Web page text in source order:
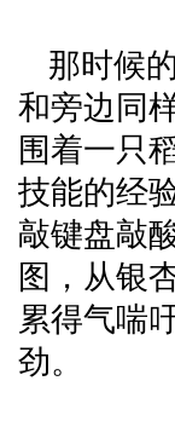
那时候
和旁边同
围着一只
技能的经
敲键盘敲
图，从银
累得气喘
劲。